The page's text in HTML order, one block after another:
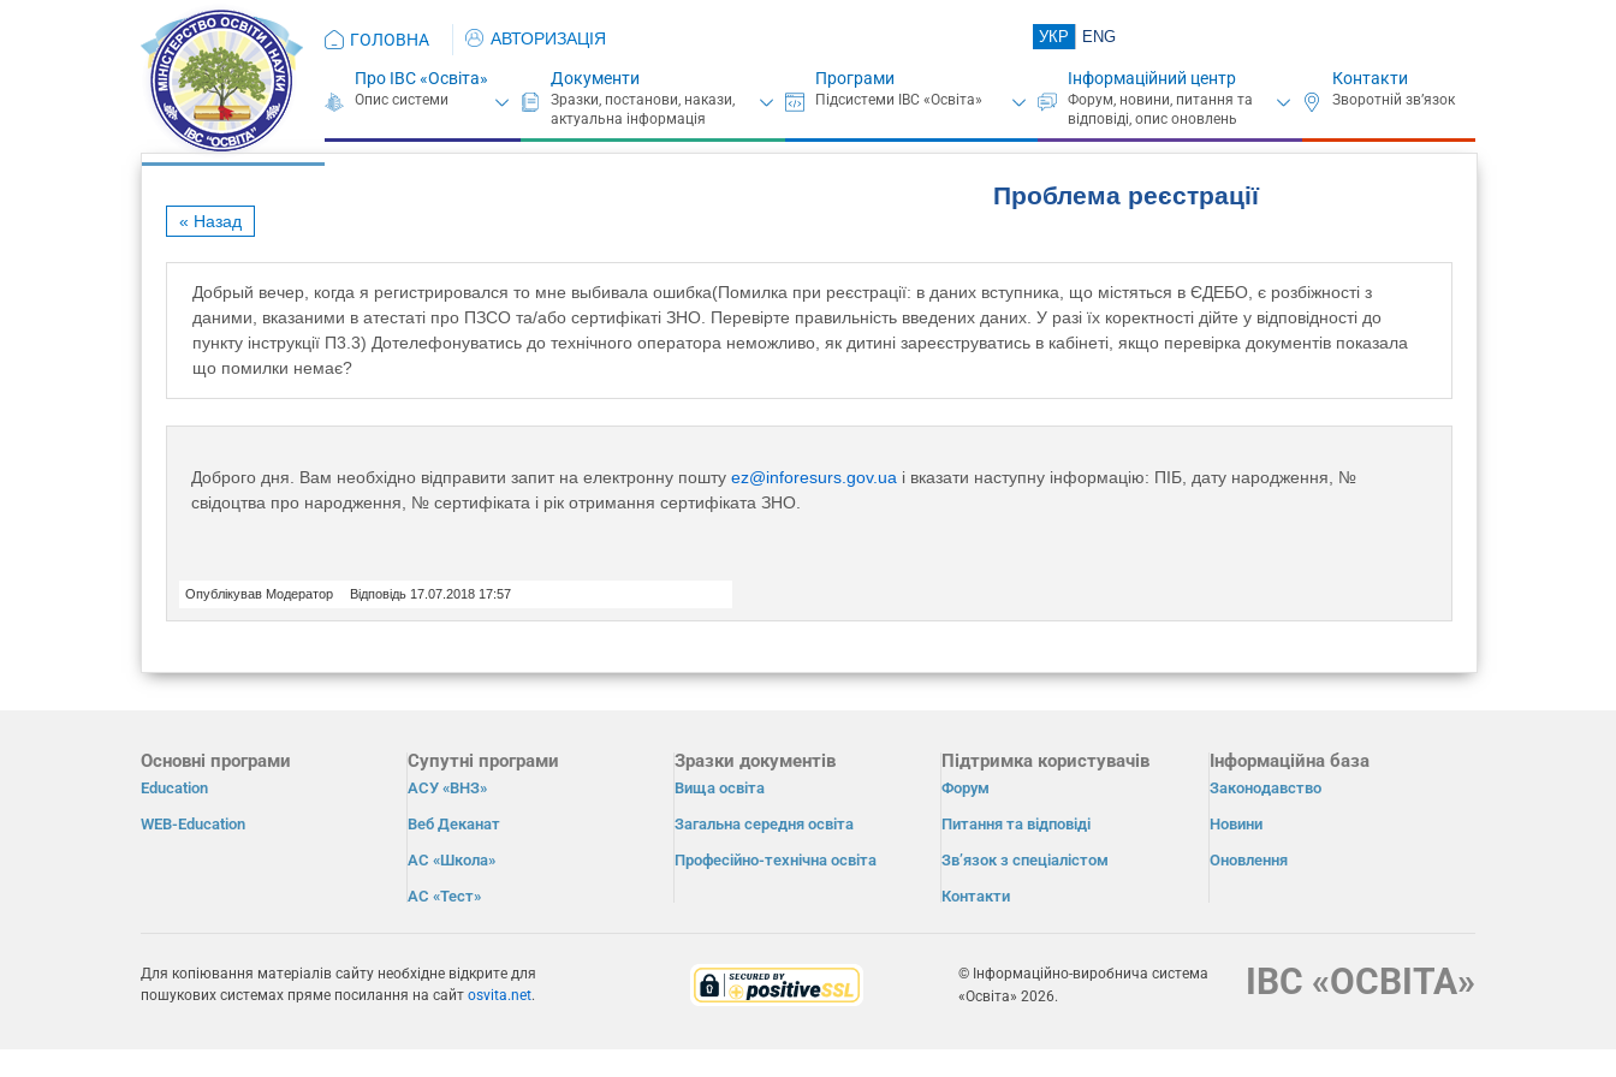
ГОЛОВНА АВТОРИЗАЦІЯ УКР ENG
Про ІВС «Освіта» Документи Програми Інформаційний центр Контакти
Проблема реєстрації
« Назад
Добрый вечер, когда я регистрировался то мне выбивала ошибка(Помилка при реєстрації: в даних вступника, що містяться в ЄДЕБО, є розбіжності з
даними, вказаними в атестаті про ПЗСО та/або сертифікаті ЗНО. Перевірте правильність введених даних. У разі їх коректності дійте у відповідності до
пункту інструкції П3.3) Дотелефонуватись до технічного оператора неможливо, як дитині зареєструватись в кабінеті, якщо перевірка документів показала
що помилки немає?
Доброго дня. Вам необхідно відправити запит на електронну пошту ez@inforesurs.gov.ua і вказати наступну інформацію: ПІБ, дату народження, №
свідоцтва про народження, № сертифіката і рік отримання сертифіката ЗНО.
Опублікував Модератор Відповідь 17.07.2018 17:57
Основні програми
Education
WEB-Education
Супутні програми
АСУ «ВНЗ»
Веб Деканат
АС «Школа»
АС «Тест»
Зразки документів
Вища освіта
Загальна середня освіта
Професійно-технічна освіта
Підтримка користувачів
Форум
Питання та відповіді
Зв’язок з спеціалістом
Контакти
Інформаційна база
Законодавство
Новини
Оновлення
Для копіювання матеріалів сайту необхідне відкрите для
пошукових системах пряме посилання на сайт osvita.net.
© Інформаційно-виробнича система
«Освіта» 2026.
ІВС «ОСВІТА»